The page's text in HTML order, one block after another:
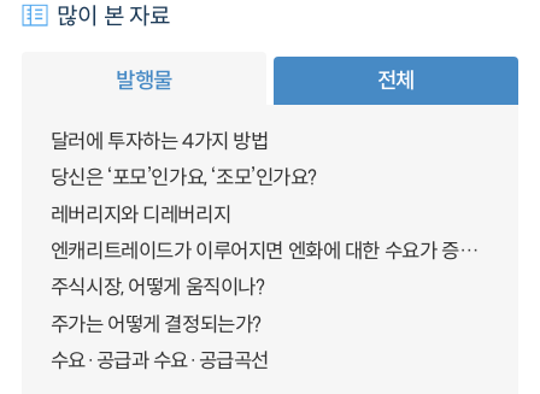
많이 본 자료
발행물 전체
달러에 투자하는 4가지 방법
당신은 ‘포모’인가요, ‘조모’인가요?
레버리지와 디레버리지
엔캐리트레이드가 이루어지면 엔화에 대한 수요가 증가하지 않나요?
주식시장, 어떻게 움직이나?
주가는 어떻게 결정되는가?
수요·공급과 수요·공급곡선